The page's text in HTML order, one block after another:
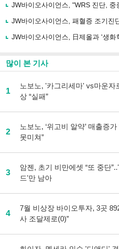
유
기
JW바이오사이언스, "WRS 진단, 중
JW바이오사이언스, 패혈증 조기진
JW바이오사이언스, 日제올과 '생화
많이 본 기사
1
노보노, '카그리세마' vs마운자
상 “실패”
2
노보노, ‘위고비 알약’ 매출증가
못미쳐”
3
암젠, 초기 비만에셋 “또 중단
드'만 남아
4
7월 비상장 바이오투자, 3곳
사 조달제로(0)”